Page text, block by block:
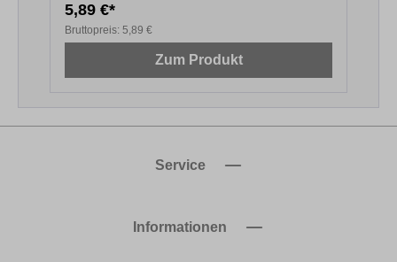
5,89 €*
Bruttopreis: 5,89 €
Zum Produkt
Service
Informationen